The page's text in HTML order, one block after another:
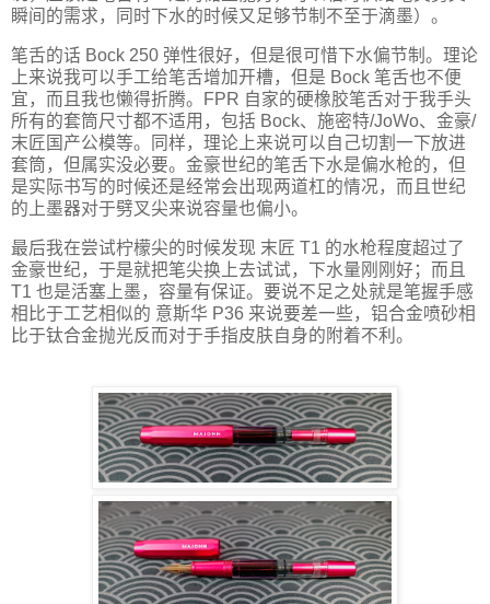
瞬间的需求，同时下水的时候又足够节制不至于滴墨）。
笔舌的话 Bock 250 弹性很好，但是很可惜下水偏节制。理论
上来说我可以手工给笔舌增加开槽，但是 Bock 笔舌也不便
宜，而且我也懒得折腾。FPR 自家的硬橡胶笔舌对于我手头
所有的套筒尺寸都不适用，包括 Bock、施密特/JoWo、金豪/
末匠国产公模等。同样，理论上来说可以自己切割一下放进
套筒，但属实没必要。金豪世纪的笔舌下水是偏水枪的，但
是实际书写的时候还是经常会出现两道杠的情况，而且世纪
的上墨器对于劈叉尖来说容量也偏小。
最后我在尝试柠檬尖的时候发现 末匠 T1 的水枪程度超过了
金豪世纪，于是就把笔尖换上去试试，下水量刚刚好；而且
T1 也是活塞上墨，容量有保证。要说不足之处就是笔握手感
相比于工艺相似的 意斯华 P36 来说要差一些，铝合金喷砂相
比于钛合金抛光反而对于手指皮肤自身的附着不利。